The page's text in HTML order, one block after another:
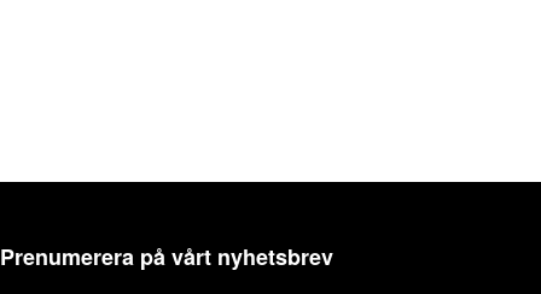
Prenumerera på vårt nyhetsbrev